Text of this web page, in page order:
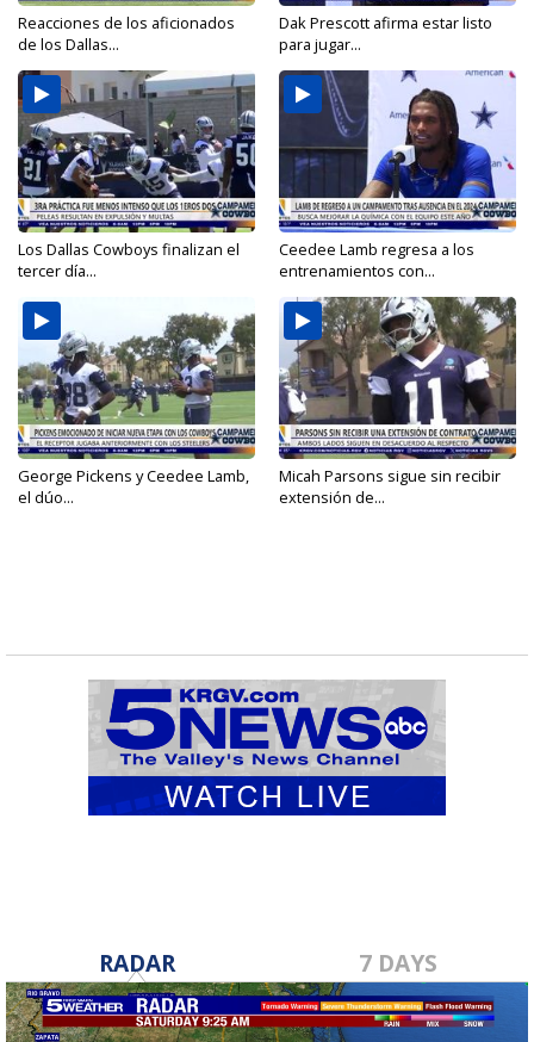
Reacciones de los aficionados
de los Dallas...
Dak Prescott afirma estar listo
para jugar...
Los Dallas Cowboys finalizan el
tercer día...
Ceedee Lamb regresa a los
entrenamientos con...
George Pickens y Ceedee Lamb,
el dúo...
Micah Parsons sigue sin recibir
extensión de...
RADAR 7 DAYS